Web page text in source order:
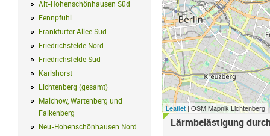
Alt-Hohenschönhausen Süd
Alt-Hohenschönhausen Süd Filter
Fennpfuhl
Frankfurter Allee Süd
Frankfurter Allee Süd Filter anwenden
Friedrichsfelde Nord
Friedrichsfelde Nord Filter anwenden
Friedrichsfelde Süd
Friedrichsfelde Süd Filter anwenden
Karlshorst
Lichtenberg (gesamt) Lichtenberg (gesamt) Filter anwenden
Malchow, Wartenberg und
Falkenberg Malchow, Wartenberg und Falkenberg Filter anwenden
Neu-Hohenschönhausen Nord
Neu-Hohenschönhausen Nord Filter
Leaflet | OSM Mapnik Lichtenberg
Lärmbelästigung